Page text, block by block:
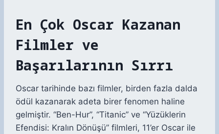
En Çok Oscar Kazanan
Filmler ve
Başarılarının Sırrı
Oscar tarihinde bazı filmler, birden fazla dalda
ödül kazanarak adeta birer fenomen haline
gelmiştir. “Ben-Hur”, “Titanic” ve “Yüzüklerin
Efendisi: Kralın Dönüşü” filmleri, 11’er Oscar ile